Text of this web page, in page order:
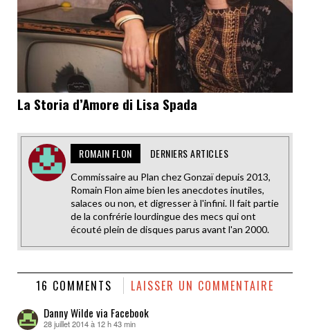
La Storia d’Amore di Lisa Spada
ROMAIN FLON DERNIERS ARTICLES
Commissaire au Plan chez Gonzaï depuis 2013,
Romain Flon aime bien les anecdotes inutiles,
salaces ou non, et digresser à l'infini. Il fait partie
de la confrérie lourdingue des mecs qui ont
écouté plein de disques parus avant l'an 2000.
16 COMMENTS LAISSER UN COMMENTAIRE
Danny Wilde via Facebook
dit :
28 juillet 2014 à 12 h 43 min